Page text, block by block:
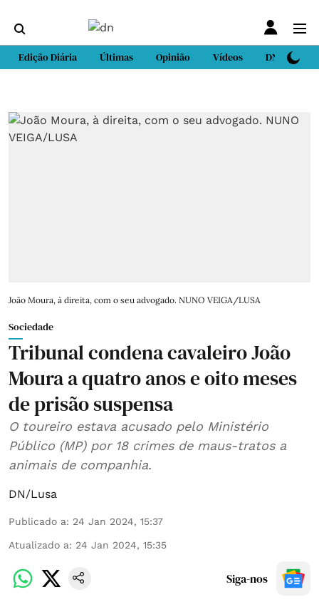
Edição Diária Últimas Opinião Vídeos DN Sport
João Moura, à direita, com o seu advogado. NUNO VEIGA/LUSA
Sociedade
Tribunal condena cavaleiro João
Moura a quatro anos e oito meses
de prisão suspensa
O toureiro estava acusado pelo Ministério
Público (MP) por 18 crimes de maus-tratos a
animais de companhia.
DN/Lusa
Publicado a: 24 Jan 2024, 15:37
Atualizado a: 24 Jan 2024, 15:35
Siga-nos